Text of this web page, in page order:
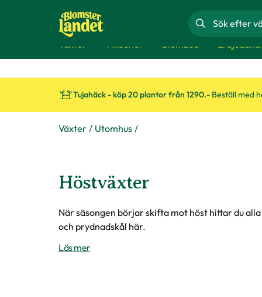
Sök
Växter Tillbehör Blombud
Tujahäck - köp 20 plantor från 1290.- Beställ med
Växter Utomhus
Höstväxter
När säsongen börjar skifta mot höst hittar du
och prydnadskål här.
Läs mer